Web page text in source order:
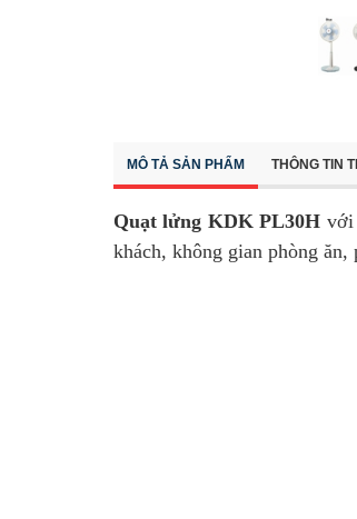
MÔ TẢ SẢN PHẨM THÔNG TIN
Quạt lửng KDK PL30H với
khách, không gian phòng